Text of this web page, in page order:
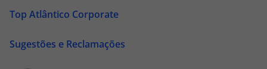
Top Atlântico Corporate
Sugestões e Reclamações